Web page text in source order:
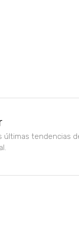
últimas tendencias